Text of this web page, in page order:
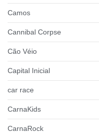
Camos
Cannibal Corpse
Cão Véio
Capital Inicial
car race
CarnaKids
CarnaRock